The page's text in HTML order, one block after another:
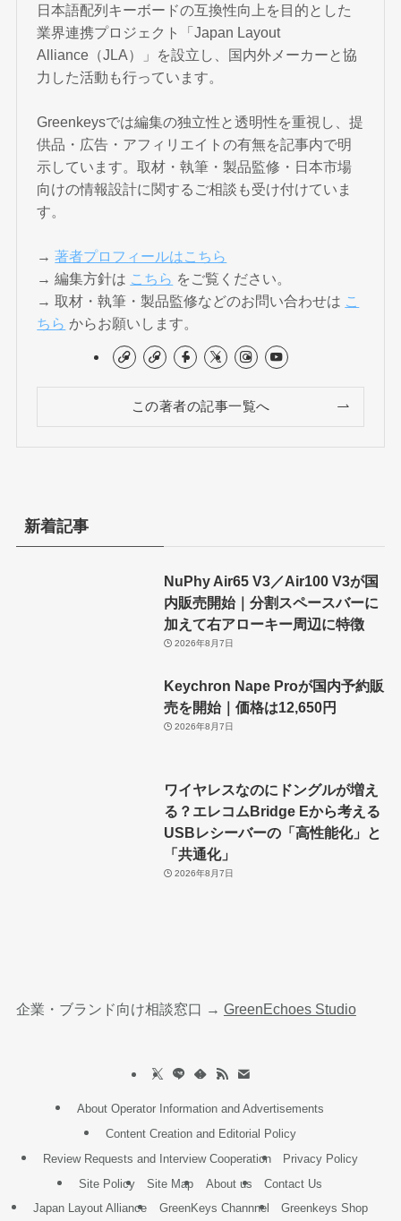
日本語配列キーボードの互換性向上を目的とした
業界連携プロジェクト「Japan Layout
Alliance（JLA）」を設立し、国内外メーカーと協
力した活動も行っています。
Greenkeysでは編集の独立性と透明性を重視し、提
供品・広告・アフィリエイトの有無を記事内で明
示しています。取材・執筆・製品監修・日本市場
向けの情報設計に関するご相談も受け付けていま
す。
→著者プロフィールはこちら
→ 編集方針は こちら をご覧ください。
→ 取材・執筆・製品監修などのお問い合わせは こ
ちら からお願いします。
この著者の記事一覧へ
新着記事
NuPhy Air65 V3／Air100 V3が国
内販売開始｜分割スペースバーに
加えて右アローキー周辺に特徴
2026年8月7日
Keychron Nape Proが国内予約販
売を開始｜価格は12,650円
2026年8月7日
ワイヤレスなのにドングルが増え
る？エレコムBridge Eから考える
USBレシーバーの「高性能化」と
「共通化」
2026年8月7日
企業・ブランド向け相談窓口 → GreenEchoes Studio
About Operator Information and Advertisements
Content Creation and Editorial Policy
Review Requests and Interview Cooperation
Privacy Policy
Site Policy
Site Map About us
Contact Us
Japan Layout Alliance
GreenKeys Channnel Greenkeys Shop